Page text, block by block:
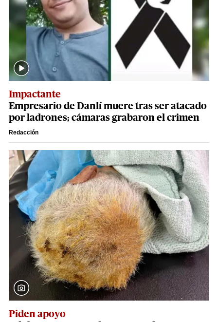
Impactante
Empresario de Danlí muere tras ser atacado
por ladrones; cámaras grabaron el crimen
Redacción
Piden apoyo